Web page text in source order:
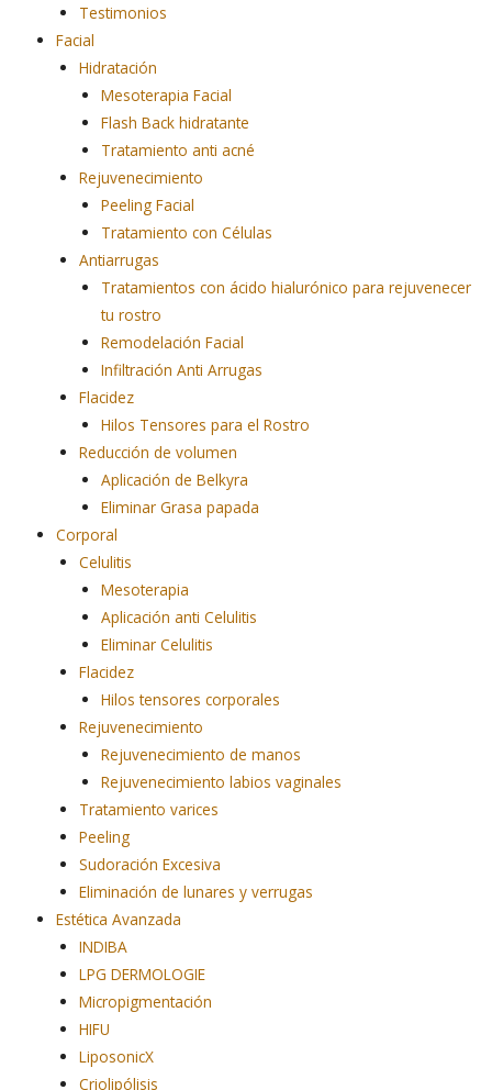
Testimonios
Facial
Hidratación
Mesoterapia Facial
Flash Back hidratante
Tratamiento anti acné
Rejuvenecimiento
Peeling Facial
Tratamiento con Células
Antiarrugas
Tratamientos con ácido hialurónico para rejuvenecer
tu rostro
Remodelación Facial
Infiltración Anti Arrugas
Flacidez
Hilos Tensores para el Rostro
Reducción de volumen
Aplicación de Belkyra
Eliminar Grasa papada
Corporal
Celulitis
Mesoterapia
Aplicación anti Celulitis
Eliminar Celulitis
Flacidez
Hilos tensores corporales
Rejuvenecimiento
Rejuvenecimiento de manos
Rejuvenecimiento labios vaginales
Tratamiento varices
Peeling
Sudoración Excesiva
Eliminación de lunares y verrugas
Estética Avanzada
INDIBA
LPG DERMOLOGIE
Micropigmentación
HIFU
LiposonicX
Criolipólisis